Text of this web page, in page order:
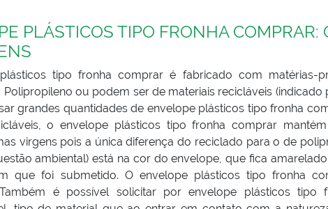
PLÁSTICOS TIPO FRONHA COMPRAR:
tipo fronha comprar é fabricado com matérias-
Polipropileno ou podem ser de materiais recicláveis
grandes quantidades de envelope plásticos tipo fronha
o envelope plásticos tipo fronha comprar
virgens pois a única diferença do reciclado para o de
ambiental) está na cor do envelope, que fica
que foi submetido. O envelope plásticos tipo fronha
Também é possível solicitar por envelope plásticos